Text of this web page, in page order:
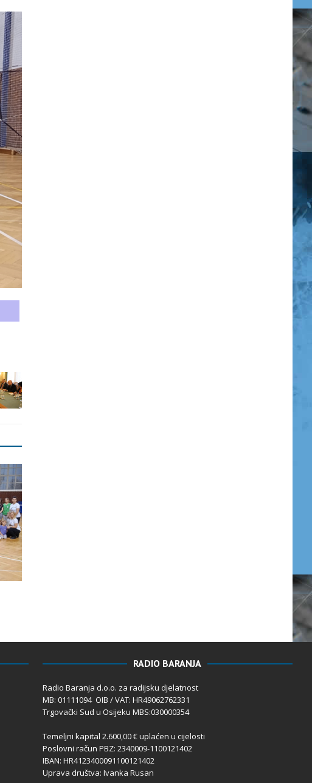
RADIO BARANJA
Radio Baranja d.o.o. za radijsku djelatnost
MB: 01111094 OIB / VAT: HR49062762331
Trgovački Sud u Osijeku MBS:030000354
Temeljni kapital 2.600,00 € uplaćen u cijelosti
Poslovni račun PBZ: 2340009-1100121402
IBAN: HR4123400091100121402
Uprava društva: Ivanka Rusan